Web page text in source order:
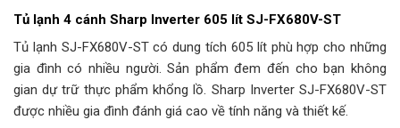
Tủ lạnh 4 cánh Sharp Inverter 605 lít SJ-FX680V-ST
Tủ lạnh SJ-FX680V-ST có dung tích 605 lít phù hợp cho những
gia đình có nhiều người. Sản phẩm đem đến cho bạn không
gian dự trữ thực phẩm khổng lồ. Sharp Inverter SJ-FX680V-ST
được nhiều gia đình đánh giá cao về tính năng và thiết kế.